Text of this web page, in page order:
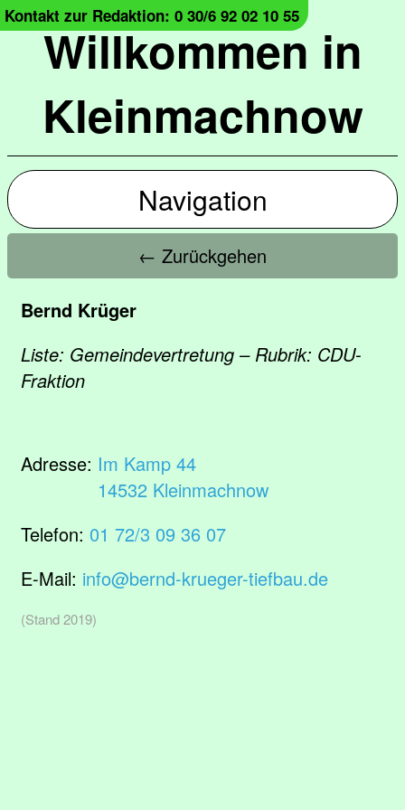
Willkommen in
Kleinmachnow
Kontakt zur Redaktion: 0 30/6 92 02 10 55
Navigation
← Zurückgehen
Bernd Krüger
Liste: Gemeindevertretung – Rubrik: CDU-
Fraktion
Adresse: Im Kamp 44
14532 Kleinmachnow
Telefon: 01 72/3 09 36 07
E-Mail: info@bernd-krueger-tiefbau.de
(Stand 2019)